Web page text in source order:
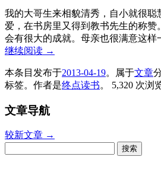
我的大哥生来相貌清秀，自小就很聪
爱，在书房里又得到教书先生的称
会有很大的成就。母亲也很满意这样
继续阅读 →
本条目发布于2013-04-19。属于文章
标签。 作者是终点读书。 5,320 次浏
文章导航
较新文章 →